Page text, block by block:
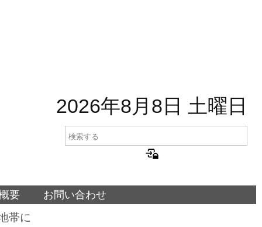
2026年8月8日 土曜日
要 お問い合わせ
帯に